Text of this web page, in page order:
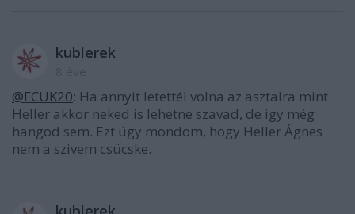
kublerek
@FCUK20: Ha annyit letettél volna az asztalra mint
Heller akkor neked is lehetne szavad, de igy még
hangod sem. Ezt úgy mondom, hogy Heller Ágnes
nem a szivem csücske.